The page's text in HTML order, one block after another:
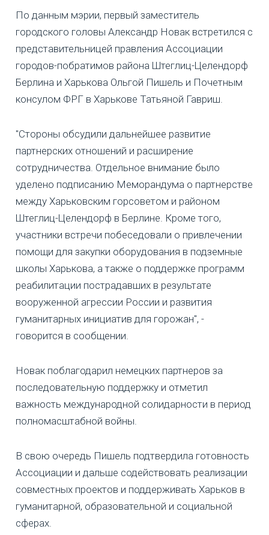
По данным мэрии, первый заместитель
городского головы Александр Новак встретился с
представительницей правления Ассоциации
городов-побратимов района Штеглиц-Целендорф
Берлина и Харькова Ольгой Пишель и Почетным
консулом ФРГ в Харькове Татьяной Гавриш.
"Стороны обсудили дальнейшее развитие
партнерских отношений и расширение
сотрудничества. Отдельное внимание было
уделено подписанию Меморандума о партнерстве
между Харьковским горсоветом и районом
Штеглиц-Целендорф в Берлине. Кроме того,
участники встречи побеседовали о привлечении
помощи для закупки оборудования в подземные
школы Харькова, а также о поддержке программ
реабилитации пострадавших в результате
вооруженной агрессии России и развития
гуманитарных инициатив для горожан", -
говорится в сообщении.
Новак поблагодарил немецких партнеров за
последовательную поддержку и отметил
важность международной солидарности в период
полномасштабной войны.
В свою очередь Пишель подтвердила готовность
Ассоциации и дальше содействовать реализации
совместных проектов и поддерживать Харьков в
гуманитарной, образовательной и социальной
сферах.